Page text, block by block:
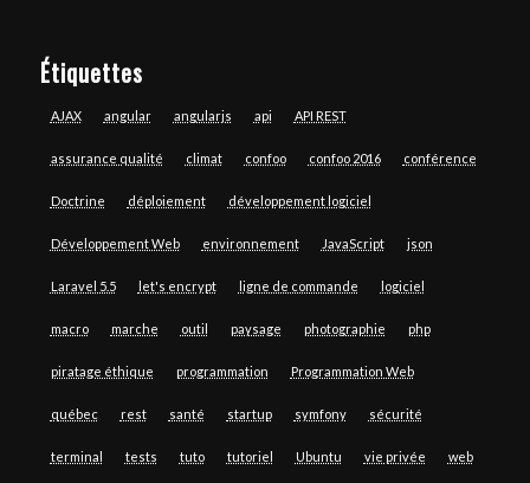
Étiquettes
AJAX angular angularjs api API REST
assurance qualité climat confoo confoo 2016 conférence
Doctrine déploiement développement logiciel
Développement Web environnement JavaScript json
Laravel 5.5 let's encrypt ligne de commande logiciel
macro marche outil paysage photographie php
piratage éthique programmation Programmation Web
québec rest santé startup symfony sécurité
terminal tests tuto tutoriel Ubuntu vie privée web